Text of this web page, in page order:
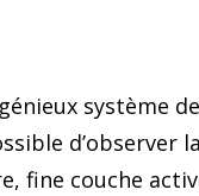
système
d’observer la
fine couche